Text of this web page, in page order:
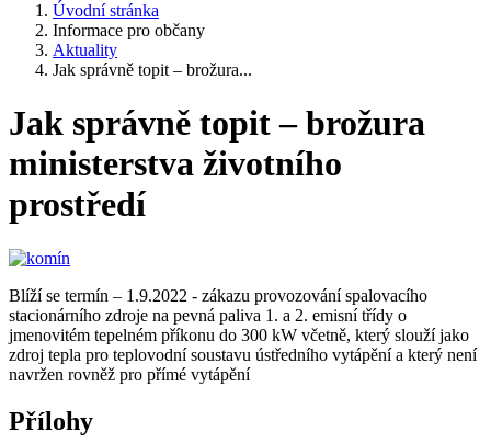
Úvodní stránka
Informace pro občany
Aktuality
Jak správně topit – brožura...
Jak správně topit – brožura
ministerstva životního
prostředí
Blíží se termín – 1.9.2022 - zákazu provozování spalovacího
stacionárního zdroje na pevná paliva 1. a 2. emisní třídy o
jmenovitém tepelném příkonu do 300 kW včetně, který slouží jako
zdroj tepla pro teplovodní soustavu ústředního vytápění a který není
navržen rovněž pro přímé vytápění
Přílohy